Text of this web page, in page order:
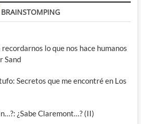
BRAINSTOMPING
lo que nos hace humanos
Sand
Secretos que me encontré en Los
¿Sabe Claremont…? (II)